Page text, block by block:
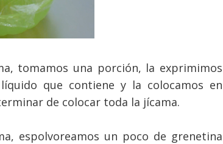
tomamos una porción, la exprimimos
que contiene y la colocamos en
de colocar toda la jícama.
espolvoreamos un poco de grenetina